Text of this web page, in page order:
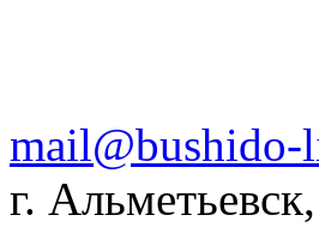
mail@bushido-
г.